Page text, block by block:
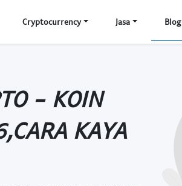
Cryptocurrency Jasa Blog
- KOIN
KAYA